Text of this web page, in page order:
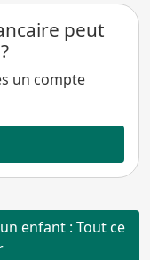
peut
un compte
enfant : Tout ce